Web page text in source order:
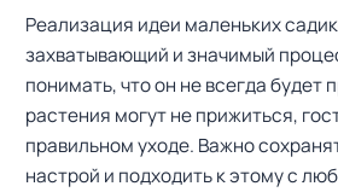
Реализация идеи маленьких
захватывающий и значимый
понимать, что он не всегда будет
растения могут не прижиться,
правильном уходе. Важно
настрой и подходить к этому с